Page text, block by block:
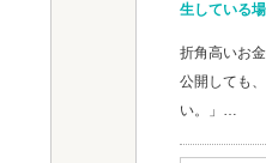
生している
折角高いお
公開しても
い。」…